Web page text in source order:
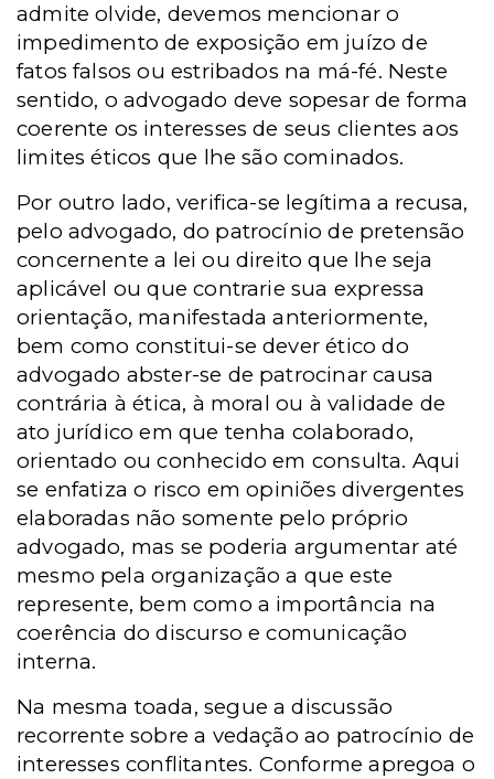
admite olvide, devemos mencionar o
impedimento de exposição em juízo de
fatos falsos ou estribados na má-fé. Neste
sentido, o advogado deve sopesar de forma
coerente os interesses de seus clientes aos
limites éticos que lhe são cominados.
Por outro lado, verifica-se legítima a recusa,
pelo advogado, do patrocínio de pretensão
concernente a lei ou direito que lhe seja
aplicável ou que contrarie sua expressa
orientação, manifestada anteriormente,
bem como constitui-se dever ético do
advogado abster-se de patrocinar causa
contrária à ética, à moral ou à validade de
ato jurídico em que tenha colaborado,
orientado ou conhecido em consulta. Aqui
se enfatiza o risco em opiniões divergentes
elaboradas não somente pelo próprio
advogado, mas se poderia argumentar até
mesmo pela organização a que este
represente, bem como a importância na
coerência do discurso e comunicação
interna.
Na mesma toada, segue a discussão
recorrente sobre a vedação ao patrocínio de
interesses conflitantes. Conforme apregoa o